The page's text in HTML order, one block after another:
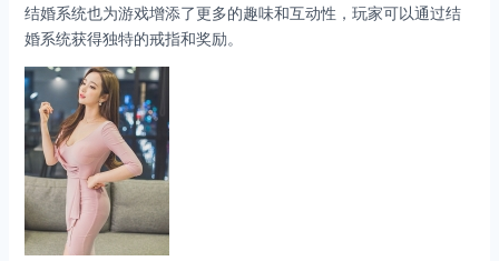
结婚系统也为游戏增添了更多的趣味和互动性，玩家可以通过结
婚系统获得独特的戒指和奖励。